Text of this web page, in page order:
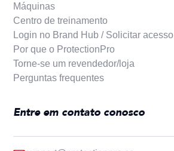
Máquinas
Centro de treinamento
Login no Brand Hub / Solicitar acesso
Por que o ProtectionPro
Torne-se um revendedor/loja
Perguntas frequentes
Entre em contato conosco